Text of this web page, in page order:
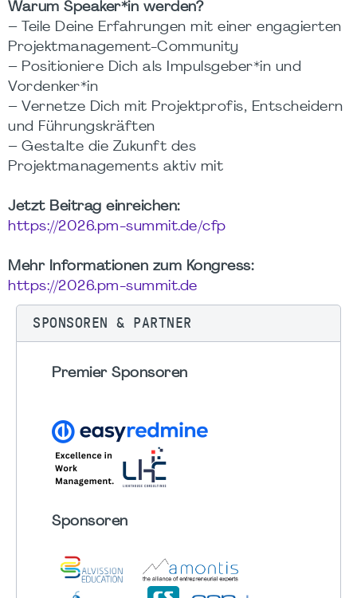
Warum Speaker*in werden?
– Teile Deine Erfahrungen mit einer engagierten
Projektmanagement-Community
– Positioniere Dich als Impulsgeber*in und
Vordenker*in
– Vernetze Dich mit Projektprofis, Entscheidern
und Führungskräften
– Gestalte die Zukunft des
Projektmanagements aktiv mit
Jetzt Beitrag einreichen:
https://2026.pm-summit.de/cfp
Mehr Informationen zum Kongress:
https://2026.pm-summit.de
SPONSOREN & PARTNER
Premier Sponsoren
Sponsoren